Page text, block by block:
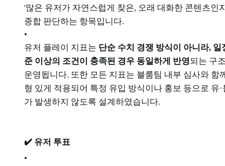
'많은 유저가 자연스럽게 찾은, 오래 대화한 콘텐츠인
종합 판단하는 항목입니다.
•
유저 플레이 지표는 단순 수치 경쟁 방식이 아니라, 일
준 이상의 조건이 충족된 경우 동일하게 반영되는 구
운영됩니다. 또한 모든 지표는 블룸팀 내부 심사와 함
형 있게 적용되어 특정 유입 방식이나 홍보 등으로 유·
가 발생하지 않도록 설계하였습니다.
✔️ 유저 투표
•